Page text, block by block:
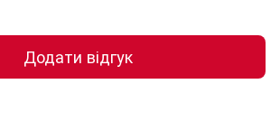
Додати відгук